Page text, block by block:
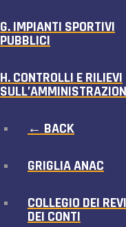
G. IMPIANTI SPORTIVI
PUBBLICI
H. CONTROLLI E RILIEVI
← BACK
GRIGLIA ANAC
COLLEGIO DEI
DEI CONTI